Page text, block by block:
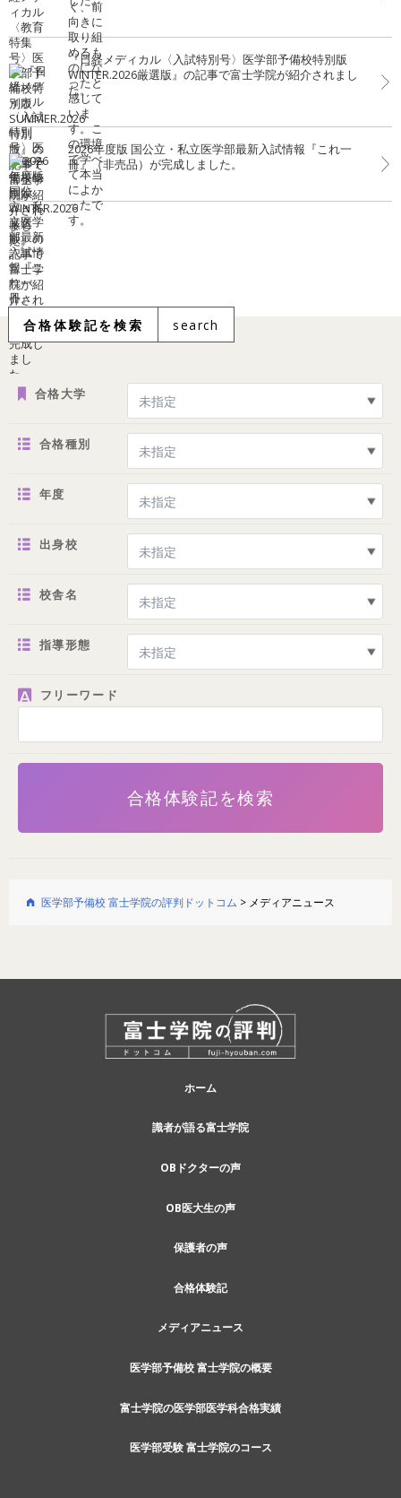
『日経メディカル〈入試特別号〉医学部予備校特別版
WINTER.2026厳選版』の記事で富士学院が紹介されまし
た。
2026年度版 国公立・私立医学部最新入試情報『これ一
冊』（非売品）が完成しました。
合格体験記を検索 search
合格大学
合格種別
年度
出身校
校舎名
指導形態
フリーワード
医学部予備校 富士学院の評判ドットコム > メディアニュース
ホーム
識者が語る富士学院
OBドクターの声
OB医大生の声
保護者の声
合格体験記
メディアニュース
医学部予備校 富士学院の概要
富士学院の医学部医学科合格実績
医学部受験 富士学院のコース